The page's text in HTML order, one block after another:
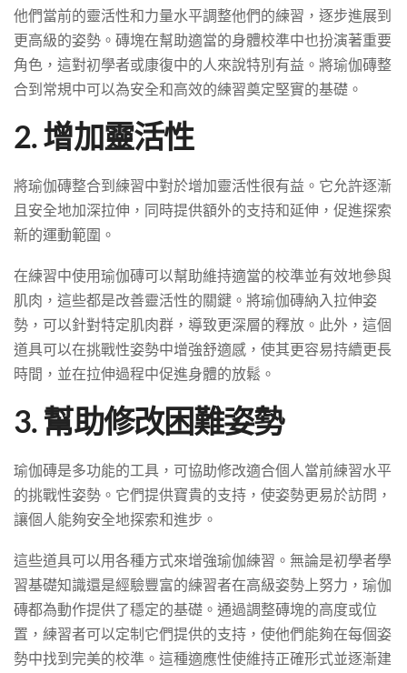
他們當前的靈活性和力量水平調整他們的練習，逐步進展到
更高級的姿勢。磚塊在幫助適當的身體校準中也扮演著重要
角色，這對初學者或康復中的人來說特別有益。將瑜伽磚整
合到常規中可以為安全和高效的練習奠定堅實的基礎。
2. 增加靈活性
將瑜伽磚整合到練習中對於增加靈活性很有益。它允許逐漸
且安全地加深拉伸，同時提供額外的支持和延伸，促進探索
新的運動範圍。
在練習中使用瑜伽磚可以幫助維持適當的校準並有效地參與
肌肉，這些都是改善靈活性的關鍵。將瑜伽磚納入拉伸姿
勢，可以針對特定肌肉群，導致更深層的釋放。此外，這個
道具可以在挑戰性姿勢中增強舒適感，使其更容易持續更長
時間，並在拉伸過程中促進身體的放鬆。
3. 幫助修改困難姿勢
瑜伽磚是多功能的工具，可協助修改適合個人當前練習水平
的挑戰性姿勢。它們提供寶貴的支持，使姿勢更易於訪問，
讓個人能夠安全地探索和進步。
這些道具可以用各種方式來增強瑜伽練習。無論是初學者學
習基礎知識還是經驗豐富的練習者在高級姿勢上努力，瑜伽
磚都為動作提供了穩定的基礎。通過調整磚塊的高度或位
置，練習者可以定制它們提供的支持，使他們能夠在每個姿
勢中找到完美的校準。這種適應性使維持正確形式並逐漸建